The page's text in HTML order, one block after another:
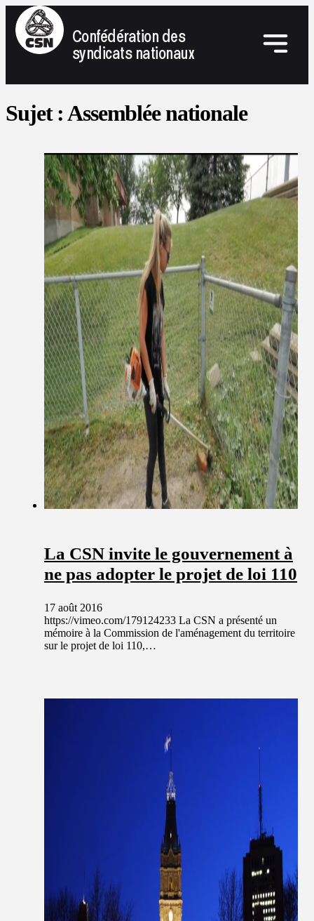
Confédération des
syndicats nationaux
Sujet :Assemblée nationale
La CSN invite le gouvernement à
ne pas adopter le projet de loi 110
17 août 2016
https://vimeo.com/179124233 La CSN a présenté un
mémoire à la Commission de l'aménagement du territoire
sur le projet de loi 110,…